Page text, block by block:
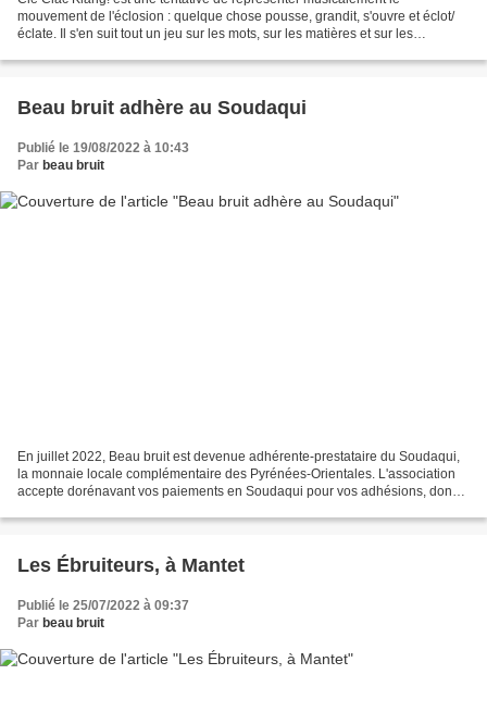
mouvement de l'éclosion : quelque chose pousse, grandit, s'ouvre et éclot/
éclate. Il s'en suit tout un jeu sur les mots, sur les matières et sur les
Beau bruit adhère au Soudaqui
Publié le 19/08/2022 à 10:43
Par beau bruit
En juillet 2022, Beau bruit est devenue adhérente-prestataire du Soudaqui,
la monnaie locale complémentaire des Pyrénées-Orientales. L'association
accepte dorénavant vos paiements en Soudaqui pour vos adhésions, dons,
Les Ébruiteurs, à Mantet
Publié le 25/07/2022 à 09:37
Par beau bruit